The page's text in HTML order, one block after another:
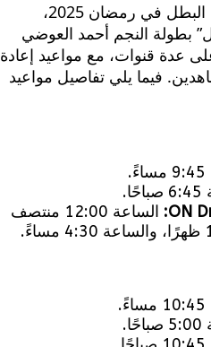
مواعيد إعادة مسلسل فهد البطل في رمضان 2025،
أحمد العوضي
2025 على عدة قنوات، مع مواعيد إعادة
يلي تفاصيل مواعيد
الساعة 12:00 منتصف